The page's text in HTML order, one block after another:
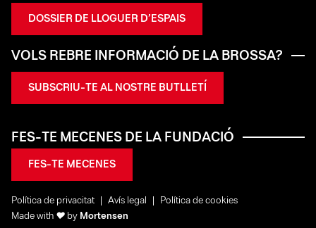
DOSSIER DE LLOGUER D’ESPAIS
VOLS REBRE INFORMACIÓ DE LA BROSSA?
SUBSCRIU-TE AL NOSTRE BUTLLETÍ
FES-TE MECENES DE LA FUNDACIÓ
FES-TE MECENES
Política de privacitat Avís legal
Política de cookies
Made with ♥ by Mortensen